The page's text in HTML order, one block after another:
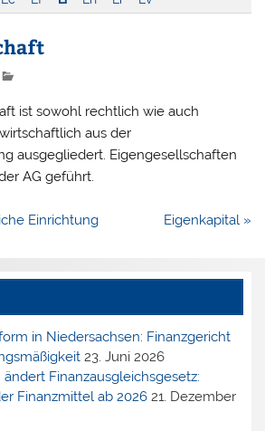
ist sowohl rechtlich wie auch
aus der
ausgegliedert. Eigengesellschaften
AG geführt.
Einrichtung Eigenkapital »
in Niedersachsen: Finanzgericht
23. Juni 2026
Finanzausgleichsgesetz:
Finanzmittel ab 2026 21. Dezember